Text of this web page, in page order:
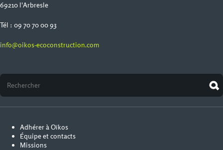
69210 l'Arbresle
Tél : 09 70 70 00 93
info@oikos-ecoconstruction.com
Adhérer à Oïkos
Équipe et contacts
Missions